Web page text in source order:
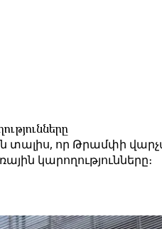
տալիս, որ Թրամփի
կարողությունները։